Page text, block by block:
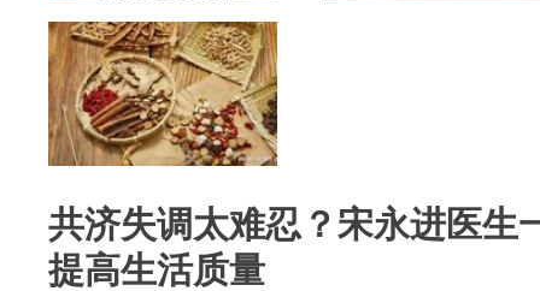
共济失调太难忍？宋永进医生
提高生活质量